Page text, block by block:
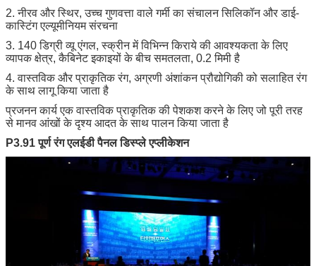
2. नीरव और स्थिर, उच्च गुणवत्ता वाले गर्मी का संचालन सिलिकॉन और डाई-
कास्टिंग एल्यूमीनियम संरचना
3. 140 डिग्री व्यू एंगल, स्क्रीन में विभिन्न किराये की आवश्यकता के लिए
व्यापक क्षेत्र, कैबिनेट इकाइयों के बीच समतलता, 0.2 मिमी है
4. वास्तविक और प्राकृतिक रंग, अग्रणी अंशांकन प्रौद्योगिकी को सलाहित रंग
के साथ लागू किया जाता है
प्रजनन कार्य एक वास्तविक प्राकृतिक की पेशकश करने के लिए जो पूरी तरह
से मानव आंखों के दृश्य आदत के साथ पालन किया जाता है
P3.91 पूर्ण रंग एलईडी पैनल डिस्प्ले एप्लीकेशन